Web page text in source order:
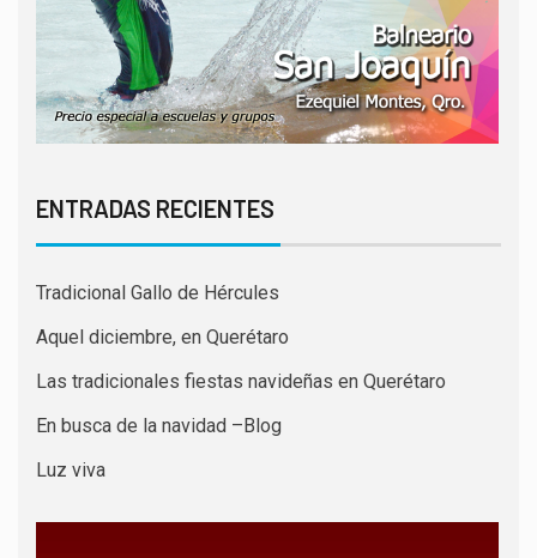
ENTRADAS RECIENTES
Tradicional Gallo de Hércules
Aquel diciembre, en Querétaro
Las tradicionales fiestas navideñas en Querétaro
En busca de la navidad –Blog
Luz viva